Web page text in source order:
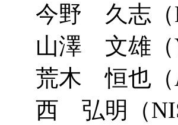
今野 久志（
山澤 文雄（
荒木 恒也（
西 弘明（